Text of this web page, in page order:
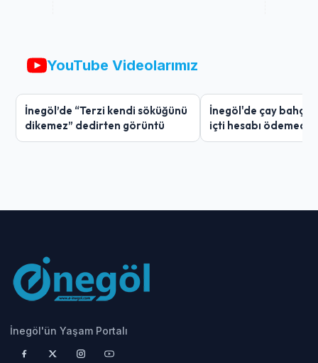
YouTube Videolarımız
İnegöl’de “Terzi kendi söküğünü
dikemez” dedirten görüntü
İnegöl'de çay
içti hesabı ödemedi
İnegöl'ün Yaşam Portalı